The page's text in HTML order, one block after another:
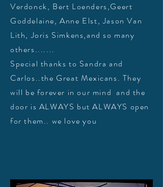
Verdonck, Bert Loenders,Geert
Goddelaine, Anne Elst, Jason Van
Lith, Joris Simkens,and so many
others.......
Special thanks to Sandra and
Carlos..the Great Mexicans. They
will be forever in our mind and the
door is ALWAYS but ALWAYS open
for them.. we love you